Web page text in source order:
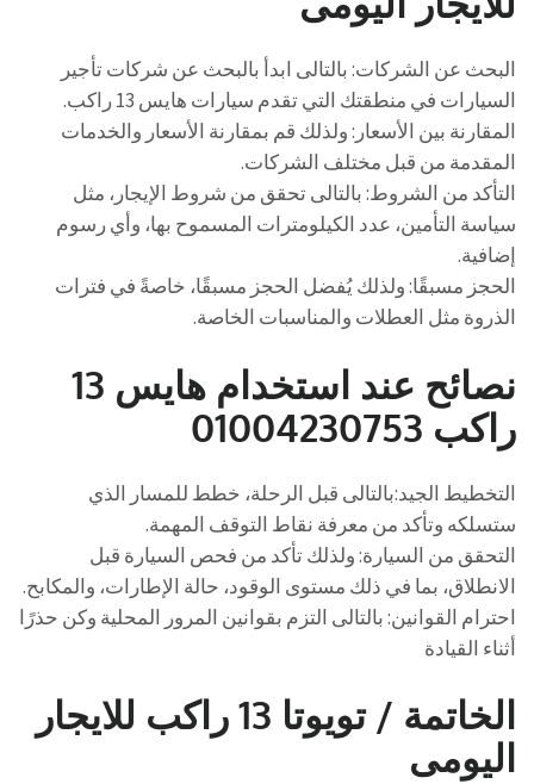
البحث عن الشركات: بالتالى ابدأ بالبحث عن شركات تأجير
السيارات في منطقتك التي تقدم سيارات هايس 13 راكب.
المقارنة بين الأسعار: ولذلك قم بمقارنة الأسعار والخدمات
المقدمة من قبل مختلف الشركات.
التأكد من الشروط: بالتالى تحقق من شروط الإيجار، مثل
سياسة التأمين، عدد الكيلومترات المسموح بها، وأي رسوم
إضافية.
الحجز مسبقًا: ولذلك يُفضل الحجز مسبقًا، خاصةً في فترات
الذروة مثل العطلات والمناسبات الخاصة.
نصائح عند استخدام هايس 13
راكب 01004230753
التخطيط الجيد:بالتالى قبل الرحلة، خطط للمسار الذي
ستسلكه وتأكد من معرفة نقاط التوقف المهمة.
التحقق من السيارة: ولذلك تأكد من فحص السيارة قبل
الانطلاق، بما في ذلك مستوى الوقود، حالة الإطارات، والمكابح.
احترام القوانين: بالتالى التزم بقوانين المرور المحلية وكن حذرًا
أثناء القيادة
الخاتمة / تويوتا 13 راكب للايجار
اليومى